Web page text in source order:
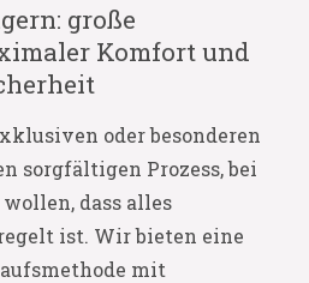
große
Komfort und
oder besonderen
sorgfältigen Prozess, bei
dass alles
ist. Wir bieten eine
mit